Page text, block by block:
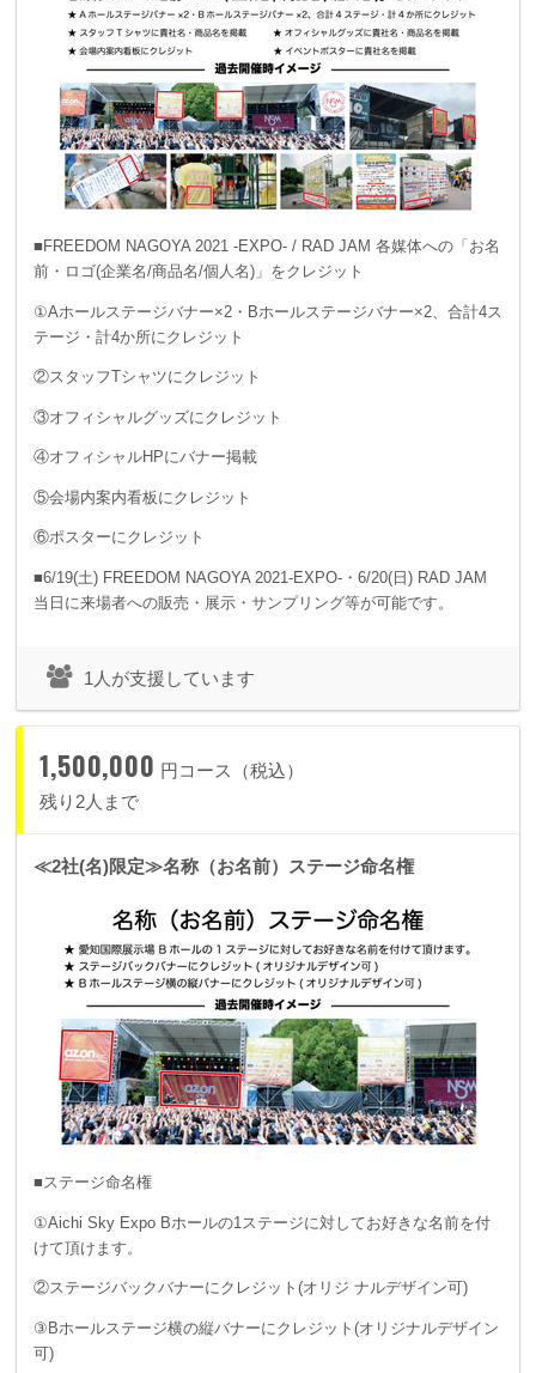
■FREEDOM NAGOYA 2021 -EXPO- / RAD JAM 各媒体への「お名
前・ロゴ(企業名/商品名/個人名)」をクレジット
①Aホールステージバナー×2・Bホールステージバナー×2、合計4ス
テージ・計4か所にクレジット
②スタッフTシャツにクレジット
③オフィシャルグッズにクレジット
④オフィシャルHPにバナー掲載
⑤会場内案内看板にクレジット
⑥ポスターにクレジット
■6/19(土) FREEDOM NAGOYA 2021-EXPO-・6/20(日) RAD JAM
当日に来場者への販売・展示・サンプリング等が可能です。
1人が支援しています
1,500,000 円コース（税込）
残り2人まで
≪2社(名)限定≫名称（お名前）ステージ命名権
■ステージ命名権
①Aichi Sky Expo Bホールの1ステージに対してお好きな名前を付
けて頂けます。
②ステージバックバナーにクレジット(オリジ ナルデザイン可)
③Bホールステージ横の縦バナーにクレジット(オリジナルデザイン
可)